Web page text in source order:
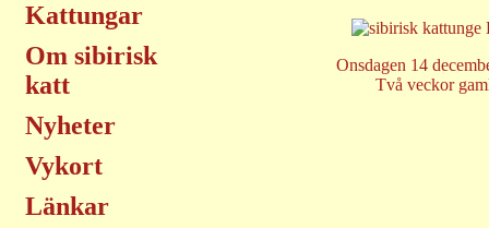
Kattungar
Om sibirisk
katt
Nyheter
Vykort
Länkar
Onsdagen 14
Två veckor